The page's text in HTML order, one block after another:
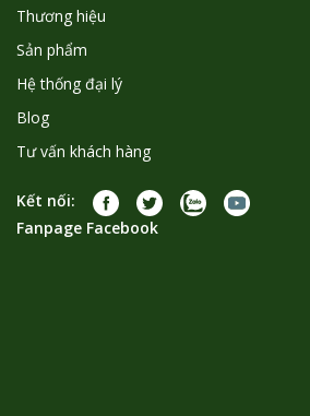
Thương hiệu
Sản phẩm
Hệ thống đại lý
Blog
Tư vấn khách hàng
Kết nối:
Fanpage Facebook